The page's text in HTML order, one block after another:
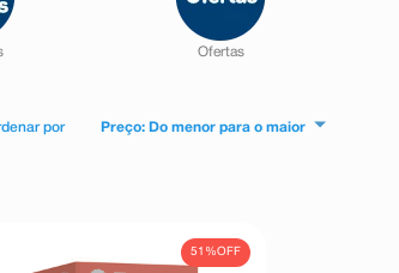
Preço: Do menor para o maior
51%OFF